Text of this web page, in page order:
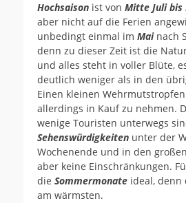
Hochsaison ist von Mitte Juli
aber nicht auf die Ferien
unbedingt einmal im Mai nach
denn zu dieser Zeit ist die
und alles steht in voller Blüte,
deutlich weniger als in den
Einen kleinen
allerdings in Kauf zu nehmen.
wenige Touristen unterwegs
Sehenswürdigkeiten unter der
Wochenende und in den
aber keine Einschränkungen.
die Sommermonate ideal, denn
am wärmsten.